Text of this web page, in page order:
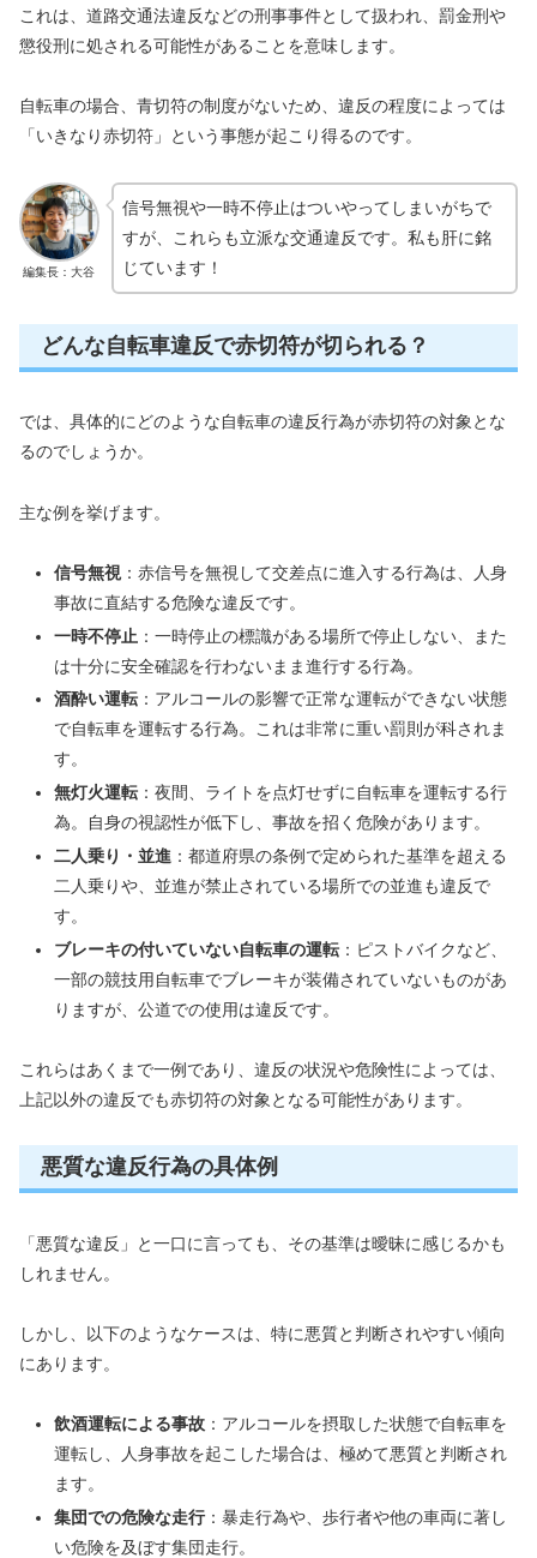
これは、道路交通法違反などの刑事事件として扱われ、罰金刑や
懲役刑に処される可能性があることを意味します。
自転車の場合、青切符の制度がないため、違反の程度によっては
「いきなり赤切符」という事態が起こり得るのです。
編集長：大谷
信号無視や一時不停止はついやってしまいがちで
すが、これらも立派な交通違反です。私も肝に銘
じています！
どんな自転車違反で赤切符が切られる？
では、具体的にどのような自転車の違反行為が赤切符の対象とな
るのでしょうか。
主な例を挙げます。
信号無視：赤信号を無視して交差点に進入する行為は、人身
事故に直結する危険な違反です。
一時不停止 ：一時停止の標識がある場所で停止しない、また
は十分に安全確認を行わないまま進行する行為。
酒酔い運転：アルコールの影響で正常な運転ができない状態
で自転車を運転する行為。これは非常に重い罰則が科されま
す。
無灯火運転：夜間、ライトを点灯せずに自転車を運転する行
為。自身の視認性が低下し、事故を招く危険があります。
二人乗り・並進 ：都道府県の条例で定められた基準を超える
二人乗りや、並進が禁止されている場所での並進も違反で
す。
ブレーキの付いていない自転車の運転：ピストバイクなど、
一部の競技用自転車でブレーキが装備されていないものがあ
りますが、公道での使用は違反です。
これらはあくまで一例であり、違反の状況や危険性によっては、
上記以外の違反でも赤切符の対象となる可能性があります。
悪質な違反行為の具体例
「悪質な違反」と一口に言っても、その基準は曖昧に感じるかも
しれません。
しかし、以下のようなケースは、特に悪質と判断されやすい傾向
にあります。
飲酒運転による事故：アルコールを摂取した状態で自転車を
運転し、人身事故を起こした場合は、極めて悪質と判断され
ます。
集団での危険な走行：暴走行為や、歩行者や他の車両に著し
い危険を及ぼす集団走行。